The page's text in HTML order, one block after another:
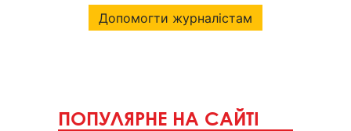
Допомогти журналістам
ПОПУЛЯРНЕ НА САЙТІ